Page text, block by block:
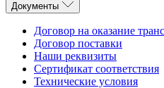
Документы
Договор на оказание
Договор поставки
Наши реквизиты
Сертификат соответствия
Технические условия